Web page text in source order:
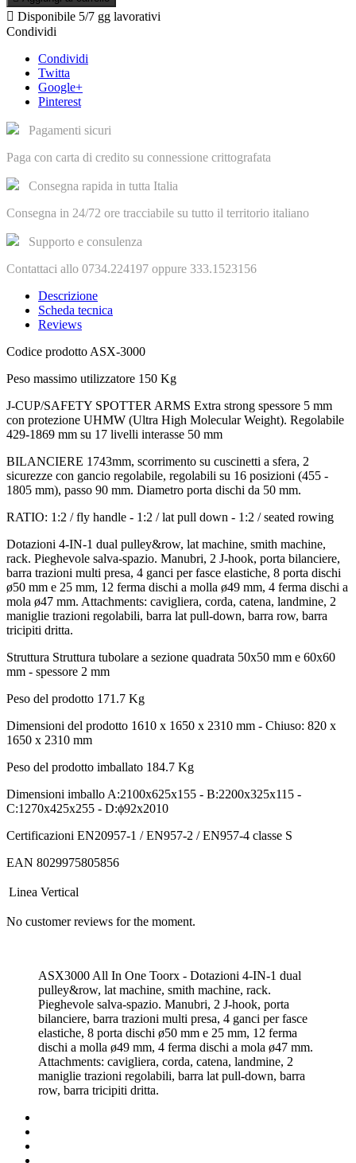
 Disponibile 5/7 gg lavorativi
Condividi
Condividi
Twitta
Google+
Pinterest
Pagamenti sicuri
Paga con carta di credito su connessione crittografata
Consegna rapida in tutta Italia
Consegna in 24/72 ore tracciabile su tutto il territorio italiano
Supporto e consulenza
Contattaci allo 0734.224197 oppure 333.1523156
Descrizione
Scheda tecnica
Reviews
Codice prodottoASX-3000
Peso massimo utilizzatore 150 Kg
J-CUP/SAFETY SPOTTER ARMS Extra strong spessore 5 mm
con protezione UHMW (Ultra High Molecular Weight). Regolabile
429-1869 mm su 17 livelli interasse 50 mm
BILANCIERE 1743mm, scorrimento su cuscinetti a sfera, 2
sicurezze con gancio regolabile, regolabili su 16 posizioni (455 -
1805 mm), passo 90 mm. Diametro porta dischi da 50 mm.
RATIO: 1:2 / fly handle - 1:2 / lat pull down - 1:2 / seated rowing
Dotazioni 4-IN-1 dual pulley&row, lat machine, smith machine,
rack. Pieghevole salva-spazio. Manubri, 2 J-hook, porta bilanciere,
barra trazioni multi presa, 4 ganci per fasce elastiche, 8 porta dischi
ø50 mm e 25 mm, 12 ferma dischi a molla ø49 mm, 4 ferma dischi a
mola ø47 mm. Attachments: cavigliera, corda, catena, landmine, 2
maniglie trazioni regolabili, barra lat pull-down, barra row, barra
tricipiti dritta.
Struttura Struttura tubolare a sezione quadrata 50x50 mm e 60x60
mm - spessore 2 mm
Peso del prodotto 171.7 Kg
Dimensioni del prodotto 1610 x 1650 x 2310 mm - Chiuso: 820 x
1650 x 2310 mm
Peso del prodotto imballato 184.7 Kg
Dimensioni imballoA:2100x625x155 - B:2200x325x115 -
C:1270x425x255 - D:ϕ92x2010
Certificazioni EN20957-1 / EN957-2 / EN957-4 classe S
EAN 8029975805856
Linea Vertical
No customer reviews for the moment.
ASX3000 All In One Toorx - Dotazioni 4-IN-1 dual
pulley&row, lat machine, smith machine, rack.
Pieghevole salva-spazio. Manubri, 2 J-hook, porta
bilanciere, barra trazioni multi presa, 4 ganci per fasce
elastiche, 8 porta dischi ø50 mm e 25 mm, 12 ferma
dischi a molla ø49 mm, 4 ferma dischi a mola ø47 mm.
Attachments: cavigliera, corda, catena, landmine, 2
maniglie trazioni regolabili, barra lat pull-down, barra
row, barra tricipiti dritta.